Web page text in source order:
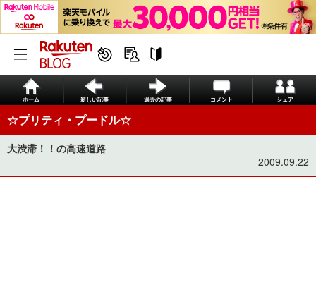
ホーム 新しい記事 過去の記事 コメント シェア
☆プリティ・プードル☆
大渋滞！！の高速道路
2009.09.22